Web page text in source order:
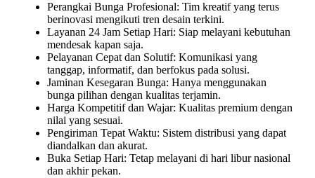
Perangkai Bunga Profesional: Tim kreatif yang terus
berinovasi mengikuti tren desain terkini.
Layanan 24 Jam Setiap Hari: Siap melayani kebutuhan
mendesak kapan saja.
Pelayanan Cepat dan Solutif: Komunikasi yang
tanggap, informatif, dan berfokus pada solusi.
Jaminan Kesegaran Bunga: Hanya menggunakan
bunga pilihan dengan kualitas terjamin.
Harga Kompetitif dan Wajar: Kualitas premium dengan
nilai yang sesuai.
Pengiriman Tepat Waktu: Sistem distribusi yang dapat
diandalkan dan akurat.
Buka Setiap Hari: Tetap melayani di hari libur nasional
dan akhir pekan.